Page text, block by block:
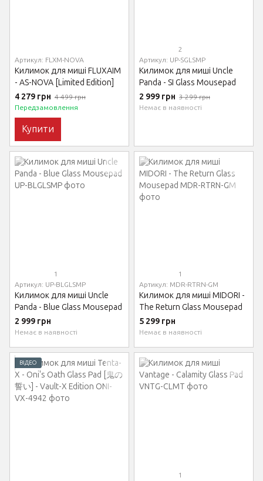
Артикул: FLXM-NOVA
Килимок для миші FLUXAIM
- AS-NOVA [Limited Edition]
4 279 грн 4 499 грн
Передзамовлення
Купити
2
Артикул: UP-SGLSMP
Килимок для миші Uncle
Panda - SI Glass Mousepad
2 999 грн 3 299 грн
Немає в наявності
1
Артикул: UP-BLGLSMP
Килимок для миші Uncle
Panda - Blue Glass Mousepad
2 999 грн
Немає в наявності
1
Артикул: MDR-RTRN-GM
Килимок для миші MIDORI -
The Return Glass Mousepad
5 299 грн
Немає в наявності
ВІДЕО
1